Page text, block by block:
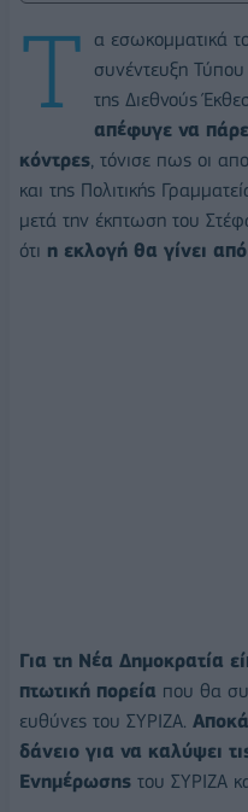
Τ
α εσωκομματικά
συνέντευξη
της Διεθνούς
απέφυγε να
κόντρες , τόνισε πως οι
και της Πολιτικής
μετά την έκπτωση του
ότι η εκλογή θα γίνει
Για τη Νέα Δημοκρατία
πτωτική πορεία που θα
ευθύνες του ΣΥΡΙΖΑ.
δάνειο για να καλύψει
Ενημέρωσης του ΣΥΡΙΖΑ